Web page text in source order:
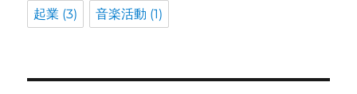
起業 (3) 音楽活動 (1)